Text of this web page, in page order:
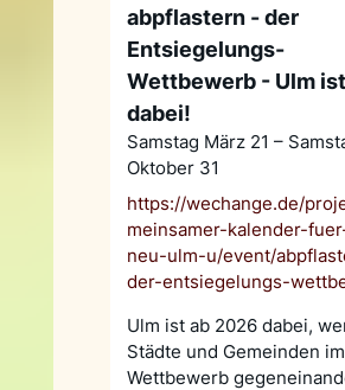
abpflastern - der
Entsiegelungs-
Wettbewerb - Ulm ist
dabei!
Samstag März 21 –
Oktober 31
https://wechange.de/
meinsamer-kalender-
neu-ulm-u/event/
der-entsiegelungs-
Ulm ist ab 2026 dabei,
Städte und Gemeinden im
Wettbewerb